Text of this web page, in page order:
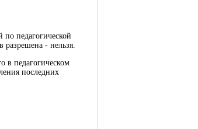
по педагогической
разрешена - нельзя.
в педагогическом
последних